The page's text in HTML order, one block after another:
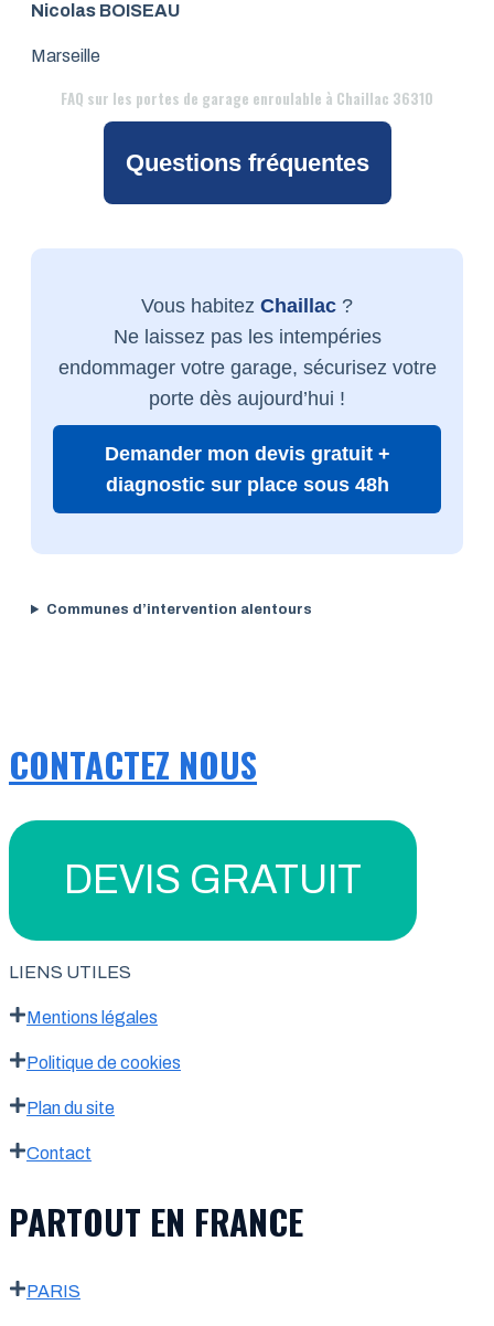
Nicolas BOISEAU
Marseille
FAQ sur les portes de garage enroulable à Chaillac 36310
Questions fréquentes
Vous habitez Chaillac ?
Ne laissez pas les intempéries
endommager votre garage, sécurisez votre
porte dès aujourd’hui !
Demander mon devis gratuit +
diagnostic sur place sous 48h
Communes d’intervention alentours
CONTACTEZ NOUS
DEVIS GRATUIT
LIENS UTILES
Mentions légales
Politique de cookies
Plan du site
Contact
PARTOUT EN FRANCE
PARIS